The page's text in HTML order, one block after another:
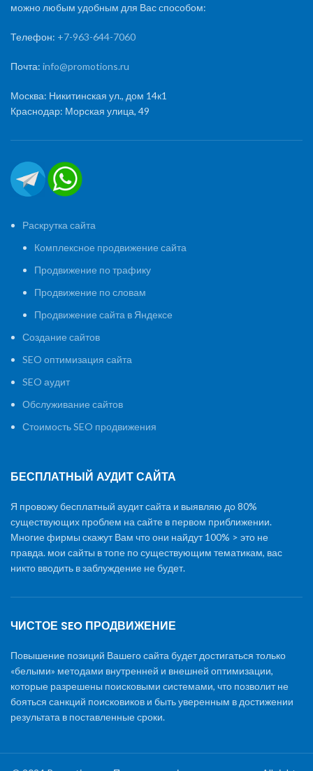
можно любым удобным для Вас способом:
Телефон: +7-963-644-7060
Почта: info@promotions.ru
Москва: Никитинская ул., дом 14к1
Краснодар: Морская улица, 49
Раскрутка сайта
Комплексное продвижение сайта
Продвижение по трафику
Продвижение по словам
Продвижение сайта в Яндексе
Создание сайтов
SEO оптимизация сайта
SEO аудит
Обслуживание сайтов
Стоимость SEO продвижения
БЕСПЛАТНЫЙ АУДИТ САЙТА
Я провожу бесплатный аудит сайта и выявляю до 80%
существующих проблем на сайте в первом приближении.
Многие фирмы скажут Вам что они найдут 100% > это не
правда. мои сайты в топе по существующим тематикам, вас
никто вводить в заблуждение не будет.
ЧИСТОЕ SEO ПРОДВИЖЕНИЕ
Повышение позиций Вашего сайта будет достигаться только
«белыми» методами внутренней и внешней оптимизации,
которые разрешены поисковыми системами, что позволит не
бояться санкций поисковиков и быть уверенным в достижении
результата в поставленные сроки.